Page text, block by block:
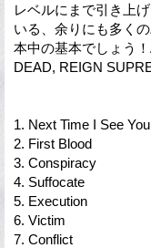
レベルにまで引き上
いる、余りにも多く
本中の基本でしょう
DEAD, REIGN
1. Next Time I See
2. First Blood
3. Conspiracy
4. Suffocate
5. Execution
6. Victim
7. Conflict